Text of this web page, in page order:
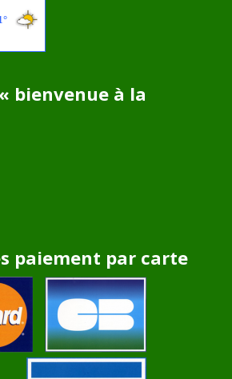
bienvenue à la
paiement par carte